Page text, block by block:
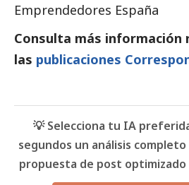
Emprendedores España
Consulta más información
las publicaciones
💡 Selecciona tu IA
segundos un análisis
propuesta de post optimizado